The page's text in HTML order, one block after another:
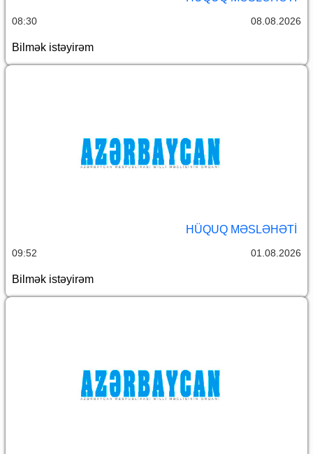
08:30 08.08.2026
Bilmək istəyirəm
HÜQUQ MƏSLƏHƏTI
09:52 01.08.2026
Bilmək istəyirəm